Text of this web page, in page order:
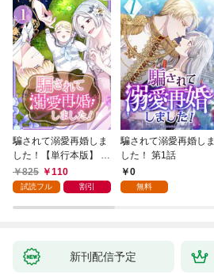
騙されて溺愛再婚しま
した！【単行本版】 1
巻825 110
試読フル 割引
騙されて溺愛再婚しま
した！ 第1話
0
無料
新刊配信予定